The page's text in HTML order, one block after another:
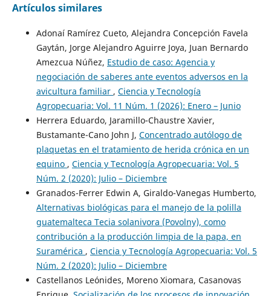
Artículos similares
Adonaí Ramírez Cueto, Alejandra Concepción Favela
Gaytán, Jorge Alejandro Aguirre Joya, Juan Bernardo
Amezcua Núñez, Estudio de caso: Agencia y
negociación de saberes ante eventos adversos en la
avicultura familiar , Ciencia y Tecnología
Agropecuaria: Vol. 11 Núm. 1 (2026): Enero – Junio
Herrera Eduardo, Jaramillo-Chaustre Xavier,
Bustamante-Cano John J, Concentrado autólogo de
plaquetas en el tratamiento de herida crónica en un
equino , Ciencia y Tecnología Agropecuaria: Vol. 5
Núm. 2 (2020): Julio – Diciembre
Granados-Ferrer Edwin A, Giraldo-Vanegas Humberto,
Alternativas biológicas para el manejo de la polilla
guatemalteca Tecia solanivora (Povolny), como
contribución a la producción limpia de la papa, en
Suramérica , Ciencia y Tecnología Agropecuaria: Vol. 5
Núm. 2 (2020): Julio – Diciembre
Castellanos Leónides, Moreno Xiomara, Casanovas